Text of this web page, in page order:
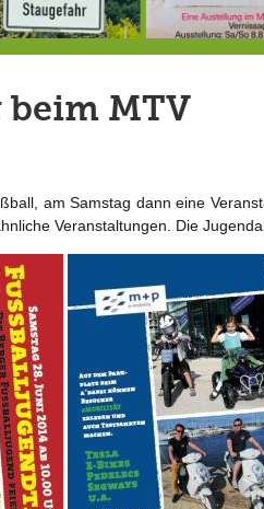
beim MTV
am Samstag dann eine
Veranstaltungen. Die